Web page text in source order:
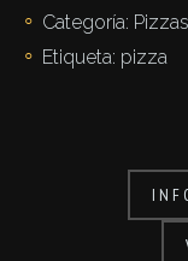
Categoría: Pizzas
Etiqueta: pizza